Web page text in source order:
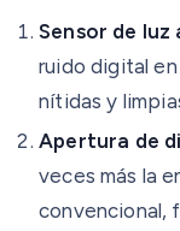
Sensor de luz
ruido digital en
nítidas y
Apertura de
veces más la
convencional,